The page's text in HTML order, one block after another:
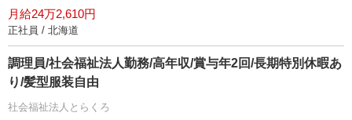
月給24万2,610円
正社員 / 北海道
調理員/社会福祉法人勤務/高年収/賞与年2回/長期特別休暇あ
り/髪型服装自由
社会福祉法人とらくろ